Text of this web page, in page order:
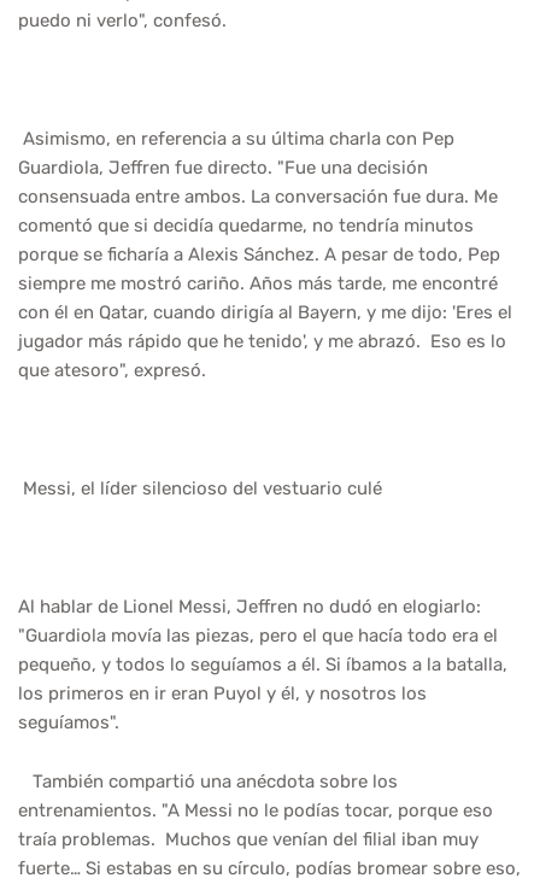
puedo ni verlo", confesó.
Asimismo, en referencia a su última charla con Pep
Guardiola, Jeffren fue directo. "Fue una decisión
consensuada entre ambos. La conversación fue dura. Me
comentó que si decidía quedarme, no tendría minutos
porque se ficharía a Alexis Sánchez. A pesar de todo, Pep
siempre me mostró cariño. Años más tarde, me encontré
con él en Qatar, cuando dirigía al Bayern, y me dijo: 'Eres el
jugador más rápido que he tenido', y me abrazó. Eso es lo
que atesoro", expresó.
Messi, el líder silencioso del vestuario culé
Al hablar de Lionel Messi, Jeffren no dudó en elogiarlo:
"Guardiola movía las piezas, pero el que hacía todo era el
pequeño, y todos lo seguíamos a él. Si íbamos a la batalla,
los primeros en ir eran Puyol y él, y nosotros los
seguíamos".
También compartió una anécdota sobre los
entrenamientos. "A Messi no le podías tocar, porque eso
traía problemas. Muchos que venían del filial iban muy
fuerte… Si estabas en su círculo, podías bromear sobre eso,